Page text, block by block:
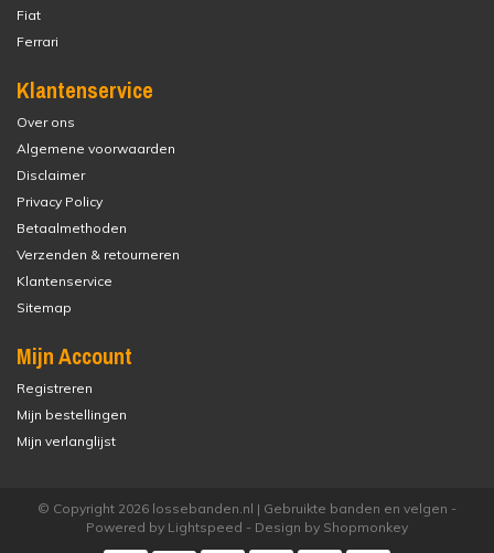
Fiat
Ferrari
Klantenservice
Over ons
Algemene voorwaarden
Disclaimer
Privacy Policy
Betaalmethoden
Verzenden & retourneren
Klantenservice
Sitemap
Mijn Account
Registreren
Mijn bestellingen
Mijn verlanglijst
© Copyright 2026 lossebanden.nl | Gebruikte banden en velgen -
Powered by Lightspeed - Design by Shopmonkey